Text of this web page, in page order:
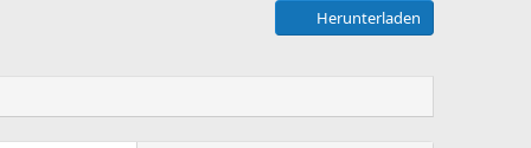
Herunterladen